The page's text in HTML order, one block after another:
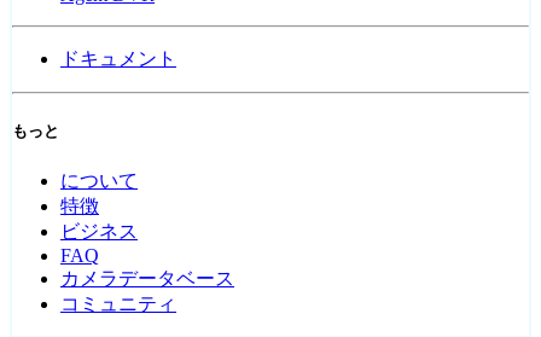
ドキュメント
もっと
について
特徴
ビジネス
FAQ
カメラデータベース
コミュニティ